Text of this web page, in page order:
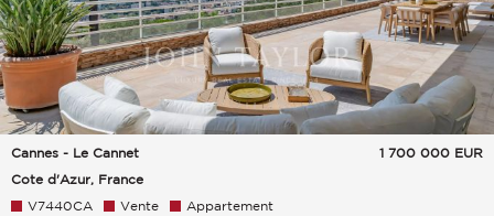
Cannes - Le Cannet
Cote d'Azur, France
1 700 000 EUR
V7440CA Vente Appartement